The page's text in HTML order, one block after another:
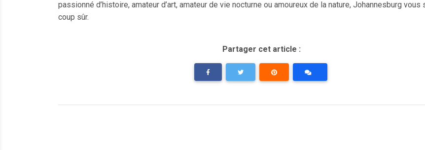
passionné d’histoire, amateur d’art, amateur de vie nocturne ou amoureux de la nature, Johannesburg vous
coup sûr.
Partager cet article :